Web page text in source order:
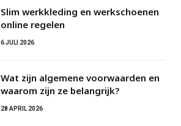
Slim werkkleding en werkschoenen
online regelen
6 JULI 2026
Wat zijn algemene voorwaarden en
waarom zijn ze belangrijk?
28 APRIL 2026